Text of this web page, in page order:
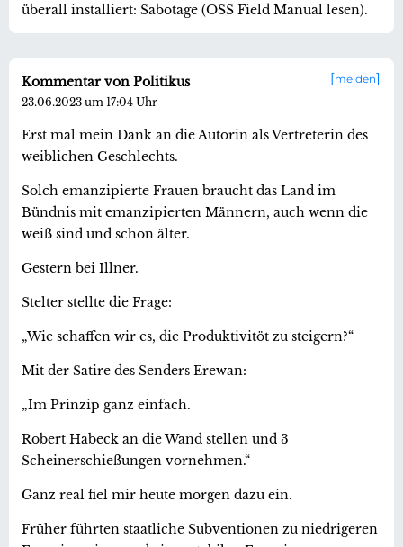
überall installiert: Sabotage (OSS Field Manual lesen).
melden
Kommentar von Politikus
23.06.2023 um 17:04 Uhr
Erst mal mein Dank an die Autorin als Vertreterin des
weiblichen Geschlechts.
Solch emanzipierte Frauen braucht das Land im
Bündnis mit emanzipierten Männern, auch wenn die
weiß sind und schon älter.
Gestern bei Illner.
Stelter stellte die Frage:
„Wie schaffen wir es, die Produktivitöt zu steigern?“
Mit der Satire des Senders Erewan:
„Im Prinzip ganz einfach.
Robert Habeck an die Wand stellen und 3
Scheinerschießungen vornehmen.“
Ganz real fiel mir heute morgen dazu ein.
Früher führten staatliche Subventionen zu niedrigeren